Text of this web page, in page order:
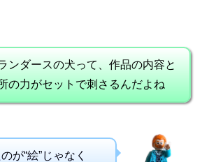
ンダースの犬って、作品の内容と
の力がセットで刺さるんだよね
が“絵”じゃなく